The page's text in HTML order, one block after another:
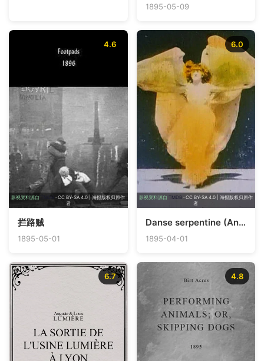
1895-05-09
影视资料源自
· CC BY-SA 4.0 | 海报版权归原作
者
4.6
拦路贼
1895-05-01
影视资料源自 TMDB· CC BY-SA 4.0 | 海报版权归原作
者
6.0
Danse serpentine (Annabelle)
1895-04-01
6.7 4.8